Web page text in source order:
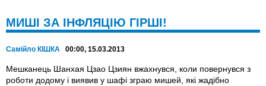
МИШІ ЗА ІНФЛЯЦІЮ ГІРШІ!
Самійло КІШКА 00:00, 15.03.2013
Мешканець Шанхая Цзао Цзиян вжахнувся, коли повернувся з
роботи додому і виявив у шафі зграю мишей, які жадібно